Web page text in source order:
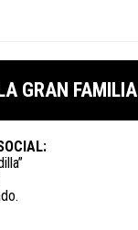
LA GRAN FAMILIA